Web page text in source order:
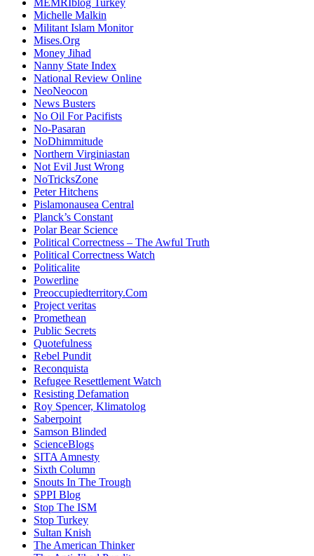
MEMRIblog Turkey
Michelle Malkin
Militant Islam Monitor
Mises.Org
Money Jihad
Nanny State Index
National Review Online
NeoNeocon
News Busters
No Oil For Pacifists
No-Pasaran
NoDhimmitude
Northern Virginiastan
Not Evil Just Wrong
NoTricksZone
Peter Hitchens
Pislamonausea Central
Planck’s Constant
Polar Bear Science
Political Correctness – The Awful Truth
Political Correctness Watch
Politicalite
Powerline
Preoccupiedterritory.Com
Project veritas
Promethean
Public Secrets
Quotefulness
Rebel Pundit
Reconquista
Refugee Resettlement Watch
Resisting Defamation
Roy Spencer, Klimatolog
Saberpoint
Samson Blinded
ScienceBlogs
SITA Amnesty
Sixth Column
Snouts In The Trough
SPPI Blog
Stop The ISM
Stop Turkey
Sultan Knish
The American Thinker